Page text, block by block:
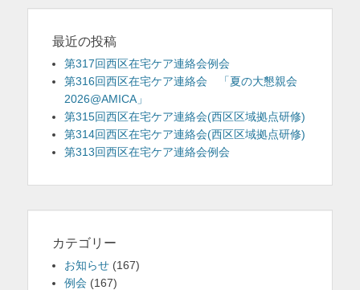
ン
最近の投稿
第317回西区在宅ケア連絡会例会
第316回西区在宅ケア連絡会 「夏の大懇親会
2026@AMICA」
第315回西区在宅ケア連絡会(西区区域拠点研修)
第314回西区在宅ケア連絡会(西区区域拠点研修)
第313回西区在宅ケア連絡会例会
カテゴリー
お知らせ (167)
例会 (167)